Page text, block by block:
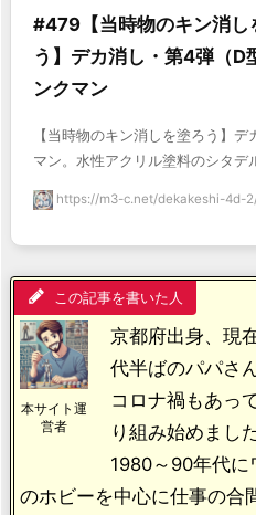
#479【当時物のキン消し
う】デカ消し・第4弾（D
ンクマン
【当時物のキン消しを塗ろう】
マン。水性アクリル塗料のシタデ
https://m3-c.net/dekakeshi-4d-
この記事を書いた人
本サイト運
営者
京都府出身、現
代半ばのパパさ
コロナ禍もあっ
り組み始めました
1980～90年代に
のホビーを中心に仕事の合